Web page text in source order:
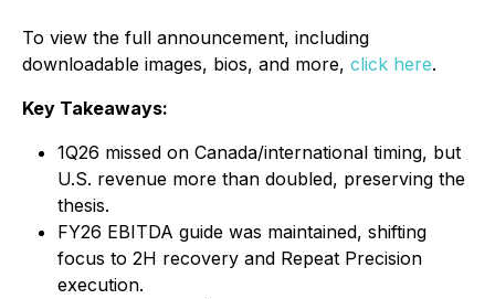
To view the full announcement, including
downloadable images, bios, and more, click here.
Key Takeaways:
1Q26 missed on Canada/international timing, but
U.S. revenue more than doubled, preserving the
thesis.
FY26 EBITDA guide was maintained, shifting
focus to 2H recovery and Repeat Precision
execution.